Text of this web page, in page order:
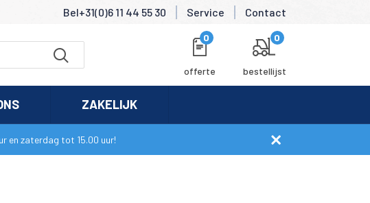
Bel+31(0)6 11 44 55 30 Service Contact
0
offerte
0
bestellijst
ZAKELIJK
en zaterdag tot 15.00 uur!